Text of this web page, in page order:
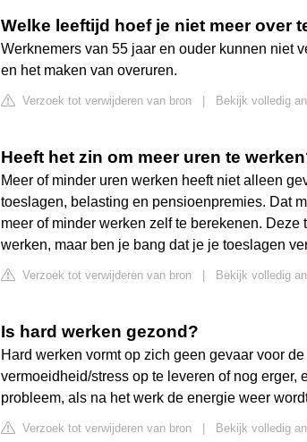
Welke leeftijd hoef je niet meer over
Werknemers van 55 jaar en ouder kunnen niet
en het maken van overuren.
Verzoek tot verwijderen van bron Bekijk volledig
Heeft het zin om meer uren te
Meer of minder uren werken heeft niet alleen
toeslagen, belasting en pensioenpremies. Dat
meer of minder werken zelf te berekenen.
werken, maar ben je bang dat je je toeslagen
Verzoek tot verwijderen van bron Bekijk volledig
Is hard werken gezond?
Hard werken vormt op zich geen gevaar voor
vermoeidheid/stress op te leveren of nog erger,
probleem, als na het werk de energie weer
Verzoek tot verwijderen van bron Bekijk volledig